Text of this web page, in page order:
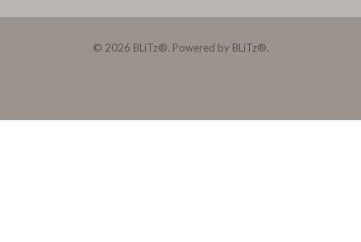
© 2026 BLiTz®. Powered by BLiTz®.